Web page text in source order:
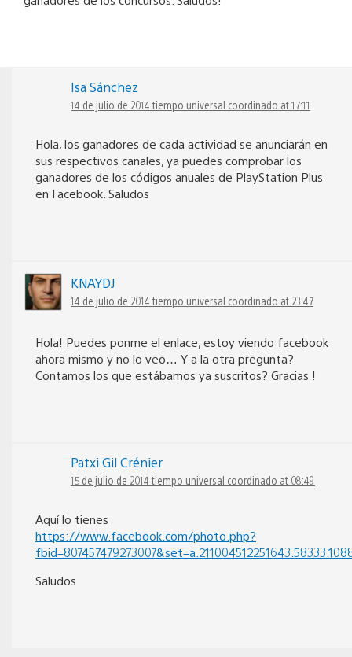
Isa Sánchez
14 de julio de 2014 tiempo universal coordinado at 17:11
Hola, los ganadores de cada actividad se anunciarán en
sus respectivos canales, ya puedes comprobar los
ganadores de los códigos anuales de PlayStation Plus
en Facebook. Saludos
KNAYDJ
14 de julio de 2014 tiempo universal coordinado at 23:47
Hola! Puedes ponme el enlace, estoy viendo facebook
ahora mismo y no lo veo… Y a la otra pregunta?
Contamos los que estábamos ya suscritos? Gracias !
Patxi Gil Crénier
15 de julio de 2014 tiempo universal coordinado at 08:49
Aquí lo tienes
https://www.facebook.com/photo.php?
Saludos